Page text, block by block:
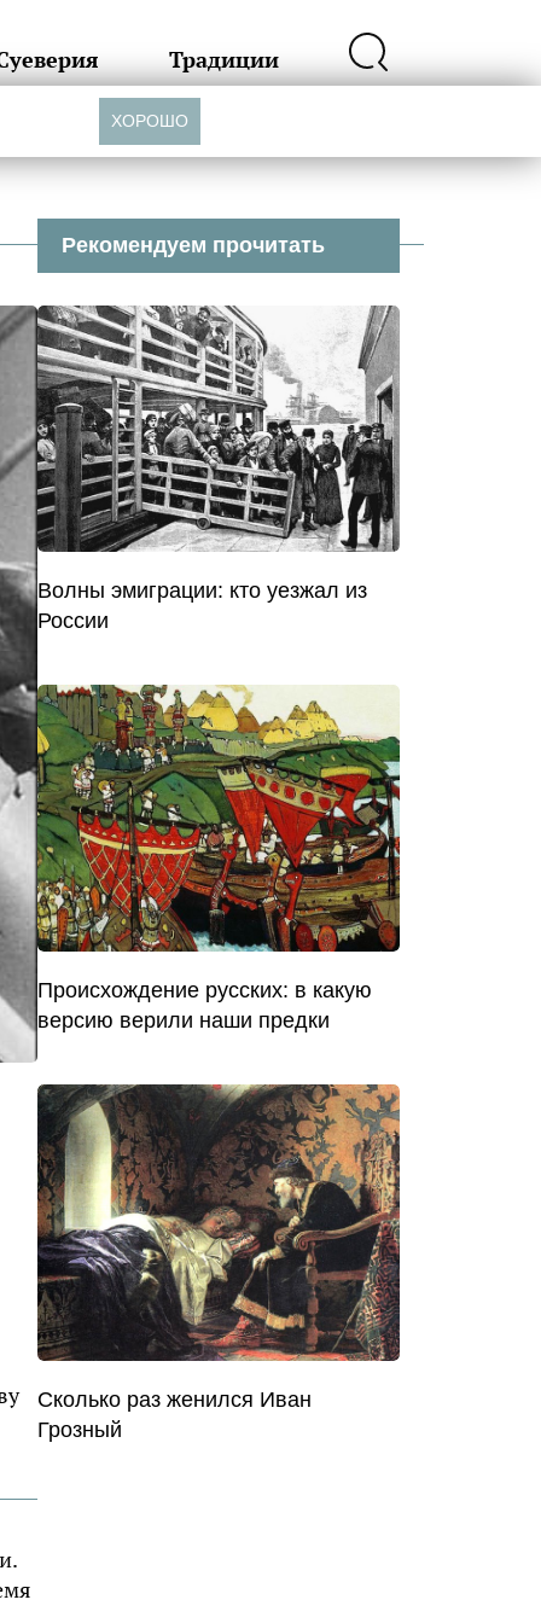
Традиции
Рекомендуем прочитать
Волны эмиграции: кто уезжал из
России
Происхождение русских: в какую
версию верили наши предки
Сколько раз женился Иван
Грозный
ХОРОШО